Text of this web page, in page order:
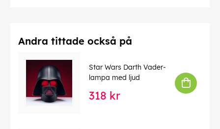
Andra tittade också på
Star Wars Darth Vader-
lampa med ljud
318 kr